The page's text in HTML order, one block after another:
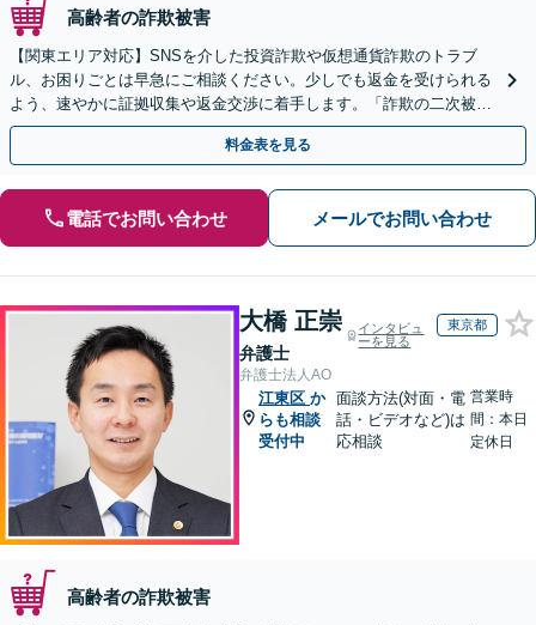
高齢者の詐欺被害
【関東エリア対応】SNSを介した投資詐欺や仮想通貨詐欺のトラブ
ル、お困りごとは早急にご相談ください。少しでも返金を受けられる
よう、速やかに証拠収集や返金交渉に着手します。「詐欺の二次被
害」のご相談も対応します【初回相談無料】【Web相談可】
料金表を見る
電話でお問い合わせ メールでお問い合わせ
大橋 正崇
弁護士
インタビュ
ーを見る
東京都
弁護士法人AO
江東区 か
らも相談
受付中
面談方法(対面・電
話・ビデオなど)は
応相談
営業時
間：本日
定休日
高齢者の詐欺被害